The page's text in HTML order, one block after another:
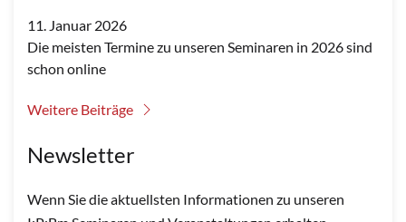
11. Januar 2026
Die meisten Termine zu unseren Seminaren in 2026 sind
schon online
Weitere Beiträge
Newsletter
Wenn Sie die aktuellsten Informationen zu unseren